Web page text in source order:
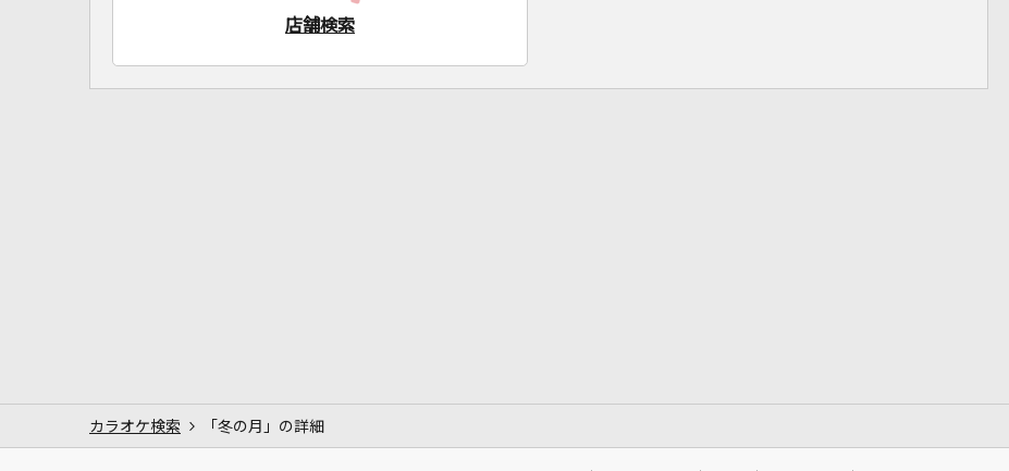
店舗検索
カラオケ検索 「冬の月」の詳細